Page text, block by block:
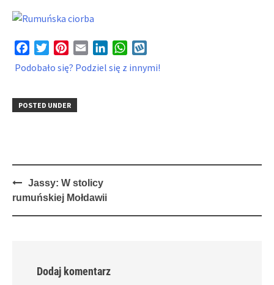
FacebookTwitterPinterest
Email LinkedInWhatsApp
Podobało się? Podziel się z innymi!
POSTED UNDER
Post
navigation
Jassy: W stolicy
rumuńskiej Mołdawii
Dodaj komentarz